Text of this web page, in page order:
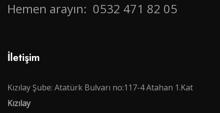
Hemen arayın: 0532 471 82 05
İletişim
Kızılay Şube: Atatürk Bulvarı no:117-4 Atahan 1.Kat
Kızılay